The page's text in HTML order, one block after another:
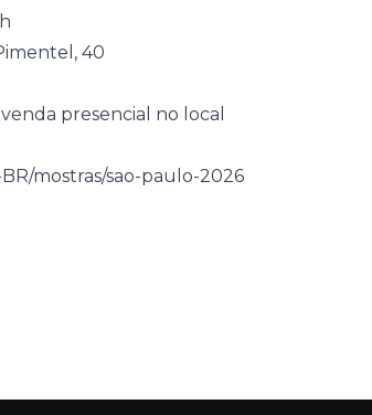
40
presencial no local
mostras/sao-paulo-2026